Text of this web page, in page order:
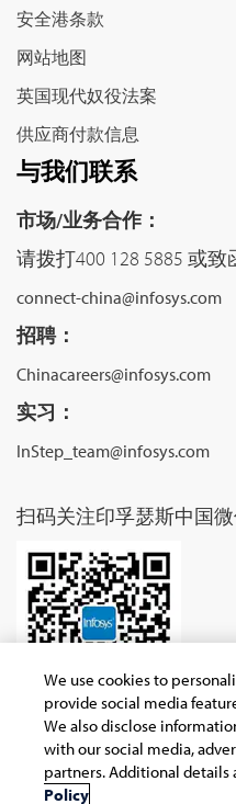
安全港条款
网站地图
英国现代奴役法案
供应商付款信息
与我们联系
市场/业务合作：
请拨打400 128 5885 或致
connect-china@infosys.com
招聘：
Chinacareers@infosys.com
实习：
InStep_team@infosys.com
扫码关注印孚瑟斯中国
Copyright © 2026 Infosys
We use cookies to
provide social media
We also disclose
with our social media,
partners. Additional details
Policy